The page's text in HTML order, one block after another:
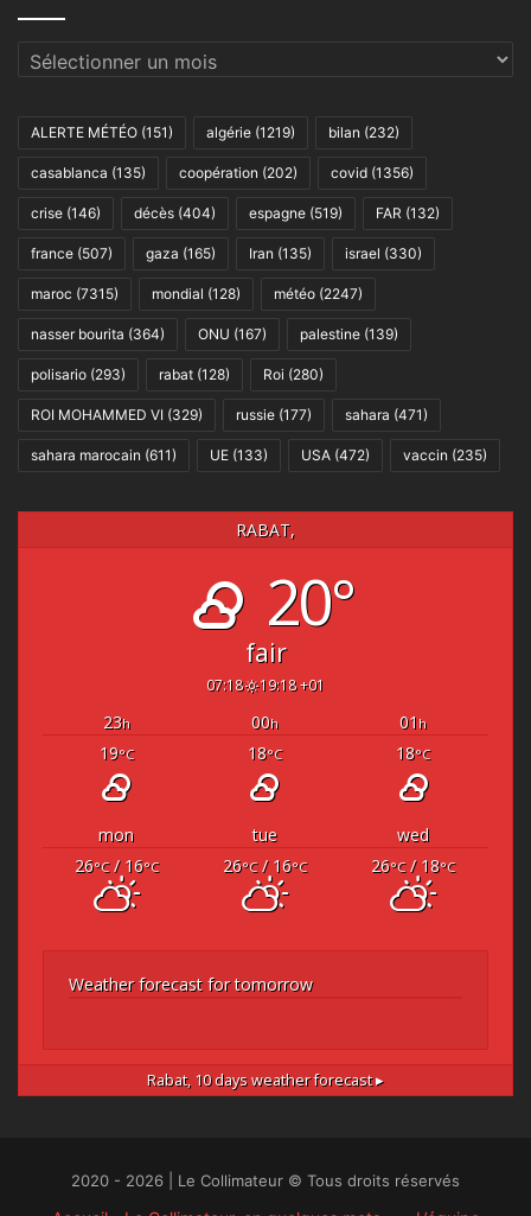
Archives
ALERTE MÉTÉO (151) algérie (1219) bilan (232)
casablanca (135) coopération (202) covid (1356)
crise (146) décès (404) espagne (519) FAR (132)
france (507) gaza (165) Iran (135) israel (330)
maroc (7315) mondial (128) météo (2247)
nasser bourita (364) ONU (167) palestine (139)
polisario (293) rabat (128) Roi (280)
ROI MOHAMMED VI (329) russie (177) sahara (471)
sahara marocain (611) UE (133) USA (472) vaccin (235)
RABAT,
20°
fair
07:18 19:18 +01
23h 00h 01 h
19°C 18°C 18°C
mon tue
wed
26°C/ 16°C 26°C/ 16°C 26°C/ 18°C
Weather forecast for tomorrow
Rabat, 10 days weather forecast ▸
2020 - 2026 | Le Collimateur © Tous droits réservés